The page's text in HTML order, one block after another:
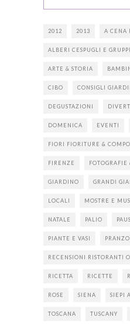
2012 2013 A CENA
ALBERI CESPUGLI E
ARTE & STORIA
CIBO CONSIGLI
DEGUSTAZIONI
DOMENICA EVENTI
FIORI FIORITURE &
FIRENZE
GIARDINO GRANDI
LOCALI MOSTRE E
NATALE PALIO
PIANTE E VASI
RECENSIONI RISTORANTI
RICETTA RICETTE
ROSE SIENA SIEPI
TOSCANA TUSCANY